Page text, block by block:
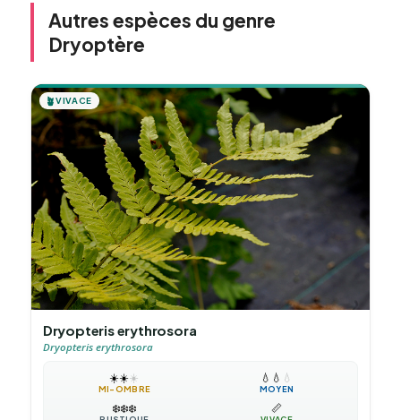
Autres espèces du genre
Dryoptère
🪴VIVACE
Dryopteris erythrosora
Dryopteris erythrosora
☀️☀️☀️
MI-OMBRE
💧 💧 💧
MOYEN
❄️❄️❄️ 📏